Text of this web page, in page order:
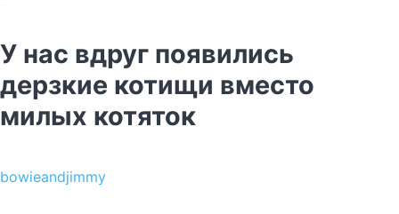
У нас вдруг появились
дерзкие котищи вместо
милых котяток
bowieandjimmy